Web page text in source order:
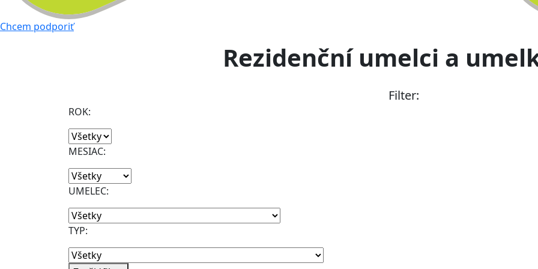
Chcem podporiť
Rezidenční umelci a
Filter:
ROK:
MESIAC:
UMELEC:
TYP: